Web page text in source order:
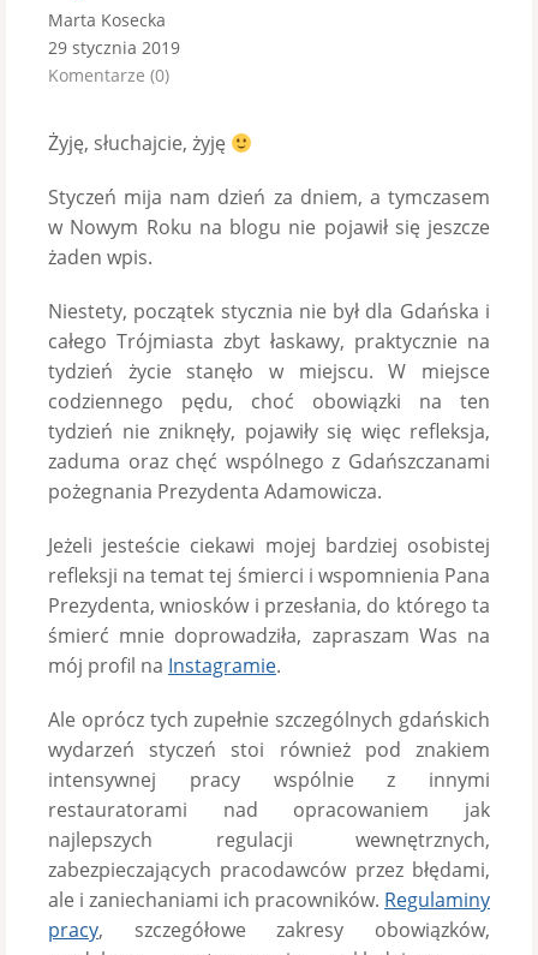
Marta Kosecka
29 stycznia 2019
Komentarze (0)
Żyję, słuchajcie, żyję
Styczeń mija nam dzień za dniem, a tymczasem
w Nowym Roku na blogu nie pojawił się jeszcze
żaden wpis.
Niestety, początek stycznia nie był dla Gdańska i
całego Trójmiasta zbyt łaskawy, praktycznie na
tydzień życie stanęło w miejscu. W miejsce
codziennego pędu, choć obowiązki na ten
tydzień nie zniknęły, pojawiły się więc refleksja,
zaduma oraz chęć wspólnego z Gdańszczanami
pożegnania Prezydenta Adamowicza.
Jeżeli jesteście ciekawi mojej bardziej osobistej
refleksji na temat tej śmierci i wspomnienia Pana
Prezydenta, wniosków i przesłania, do którego ta
śmierć mnie doprowadziła, zapraszam Was na
mój profil na Instagramie.
Ale oprócz tych zupełnie szczególnych gdańskich
wydarzeń styczeń stoi również pod znakiem
intensywnej pracy wspólnie z innymi
restauratorami nad opracowaniem jak
najlepszych regulacji wewnętrznych,
zabezpieczających pracodawców przez błędami,
ale i zaniechaniami ich pracowników. Regulaminy
pracy, szczegółowe zakresy obowiązków,